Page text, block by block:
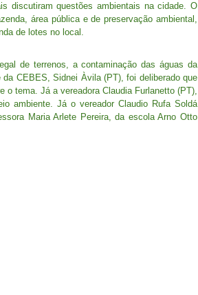
discutiram questões ambientais na cidade. O
área pública e de preservação ambiental,
de lotes no local.
de terrenos, a contaminação das águas da
CEBES, Sidnei Àvila (PT), foi deliberado que
tema. Já a vereadora Claudia Furlanetto (PT),
ambiente. Já o vereador Claudio Rufa Soldá
Maria Arlete Pereira, da escola Arno Otto